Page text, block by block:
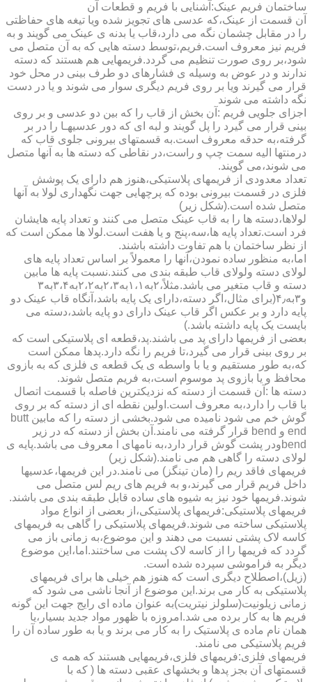
ساختمان فریم عینک:آشنایی با فریم و قطعات آن
آن قسمت از عینک،که عدسی های تجویز شده ویا تیغه های حفاظتی
را در مقابل چشمان نگه می دارد،قاب یا بدنه ی عینک می گویند و به
فریم نیز معروف است.فریم،توسط دسته هایی که به آن متصل می
شود،بر روی صورت تنظیم می گردد.فریمهایی هم هستند که دسته
ندارند و در عوض به وسیله ی فشارهای دو طرف بینی در محل خود
قرار می گیرند ویا بر روی فریم دیگری سوار می شوند و یا در دست
نگه داشته می شوند
اجزای جلویی فریم :آن بخش از قاب را که بین دو عدسی و بر روی
بینی قرار می گیرد را پل گویند و لبه ای که دور عدسیهـا را در بر
گرفته،به حدقه معروف است.به قسمتهای بیرونی جلوی قاب که
درمنتها الیه سمت چپ و راست،در نقاطی که دسته ها به آنها متصل
می شوند،می گویند.
تعداد معدودی از فریمهای پلاستیکی،هنوز هم دارای یک پوشش
فلزی در قسمت بیرونی بوده که پرچهایی جهت نگهداری لولا به آنها
متصل شده است.(شکل زیر)
لولاها،دسته ها را به قاب عینک متصل می کنند و تعداد پایه هایشان
فرد است.تعداد پایه ها،سه،پنج و یا هفت است.لولا ها ممکن است که
از نظر ساختمان با هم تفاوت داشته باشند.
اما،به منظور ساده نمودن،آنها را معمولاً بر اساس تعداد پایه های
لولای دسته ولولای قاب طبقه بندی می کنند.نسبت پایه ها مابین
دسته و قاب متغیر می باشد.مثلاً،۲به۱،۱به۲،۳به۲،۲به۳،۴به۳
و۳به۴٫(برای مثال،اگر دسته،دارای یک پایه باشد،آنگاه قاب عینک دو
پایه دارد و بر عکس اگر قاب عینک دارای دو پایه باشد،دسته می
بایست یک پایه داشته باشد.)
بعضی از فریمها دارای پد می باشند.پد،قطعه ای پلاستیکی است که
بر روی بینی قرار می گیرد،تا فریم را نگه دارد.پدها ممکن است
که،به طور مستقیم و یا با واسطه ی یک قطعه ی فلزی که به بازوی
محافظ و یا بازوی پد موسوم است،به فریم متصل شوند.
دسته ها :آن قسمت از دسته که نزدیکترین فاصله با قسمت اتصال
با قاب را دارد،به معروف است.اولین نقطه ای از دسته که بر روی
گوش خم می شود نامیده می شود.بخشی از دسته را که مابین butt
end و bend قرار گرفته می نامند.آن بخش از دسته که در زیر
bendودر پشت گوش قرار دارد،به نامهای l معروف می باشد.پایه ی
لولای دسته را گاهی هم می نامند.(شکل زیر)
فریمهای فاقد ریم را (مان تینگز) می نامند.در این فریمها،عدسیها
داخل فریم قرار می گیرند،و به فریم های ریم لس متصل می
شوند.فریمها خود نیز به شیوه های ساده قابل طبقه بندی می باشند.
فریمهای پلاستیکی:فریمهای پلاستیکی،از بعضی از انواع مواد
پلاستیکی ساخته می شوند.فریمهای پلاستیکی را گاهی به فریمهای
کاسه لاک پشتی نسبت می دهند و این موضوع،به زمانی باز می
گردد که فریمها را از کاسه لاک پشت می ساختند.اما،این موضوع
دیگر به فراموشی سپرده شده است.
(زیل)،اصطلاح دیگری است که هنوز هم خیلی ها برای فریمهای
پلاستیکی به کار می برند.این موضوع از آنجا ناشی می شود که
زمانی زیلونیت(سلولز نیتریت)به عنوان ماده ای رایج جهت این گونه
فریم ها به کار برده می شد.امروزه با ظهور مواد جدید بسیار،یا
همان نام ماده ی پلاستیک را به کار می برند و یا به طور ساده آن را
فریم پلاستیکی می نامند.
فریمهای فلزی:فریمهای فلزی،فریمهایی هستند که همه ی
قسمتهای آن بجز پدها و بخشهای عقبی دسته ها ( که با